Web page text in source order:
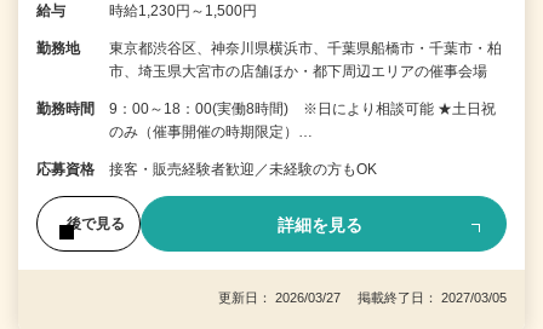
給与 時給1,230円～1,500円
勤務地
東京都渋谷区、神奈川県横浜市、千葉県船橋市・千葉市・柏
市、埼玉県大宮市の店舗ほか・都下周辺エリアの催事会場
勤務時間
9：00～18：00(実働8時間) ※日により相談可能 ★土日祝
のみ（催事開催の時期限定）…
応募資格 接客・販売経験者歓迎／未経験の方もOK
後で見る 詳細を見る
更新日： 2026/03/27 掲載終了日： 2027/03/05